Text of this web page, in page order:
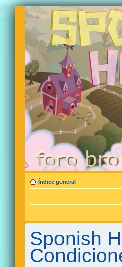
Índice general
Sponish